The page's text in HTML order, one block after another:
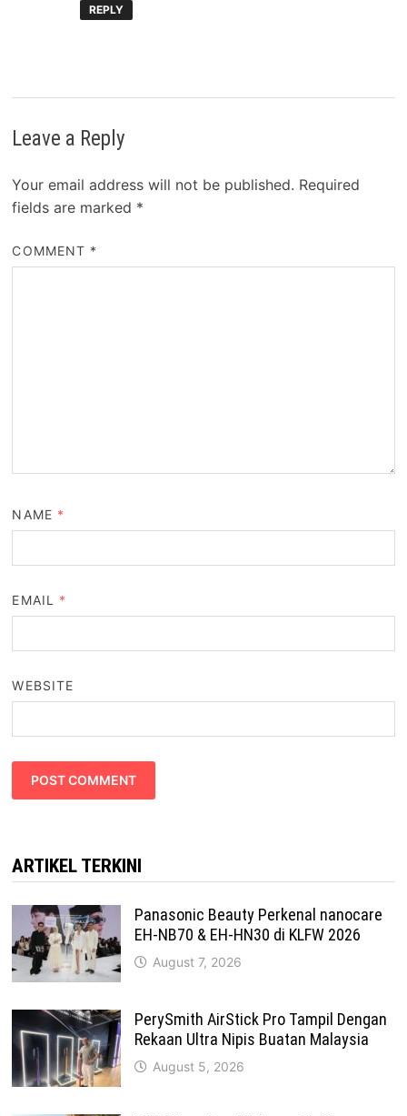
REPLY
Leave a Reply
Your email address will not be published. Required
fields are marked *
COMMENT *
NAME *
EMAIL *
WEBSITE
ARTIKEL TERKINI
Panasonic Beauty Perkenal nanocare
EH-NB70 & EH-HN30 di KLFW 2026
August 7, 2026
PerySmith AirStick Pro Tampil Dengan
Rekaan Ultra Nipis Buatan Malaysia
August 5, 2026